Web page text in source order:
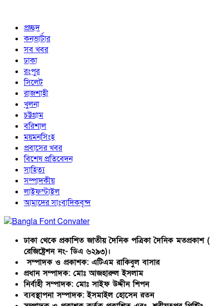
প্রচ্ছদ
কনভার্টার
সব খবর
ঢাকা
রংপুর
সিলেট
রাজশাহী
খুলনা
চট্টগ্রাম
বরিশাল
ময়মনসিংহ
প্রবাসের খবর
বিশেষ প্রতিবেদন
সাহিত্য
সম্পাদকীয়
লাইফস্টাইল
আমাদের সাংবাদিকবৃন্দ
ঢাকা থেকে প্রকাশিত জাতীয় দৈনিক পত্রিকা দৈনিক মতপ্রকাশ (
রেজিষ্ট্রেশন নং- ডিএ ৬২৯৩)।
সম্পাদক ও প্রকাশক: এটিএম রাকিবুল বাসার
প্রধান সম্পাদক: মোঃ আজহারুল ইসলাম
নির্বাহী সম্পাদক: মোঃ সাইফ উদ্দীন শিপন
ব্যবস্থাপনা সম্পাদক: ইসমাইল হোসেন রতন